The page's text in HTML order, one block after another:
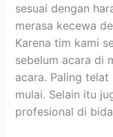
sesuai dengan
merasa kecewa
Karena tim kami
sebelum acara di
acara. Paling
mulai. Selain itu
profesional di